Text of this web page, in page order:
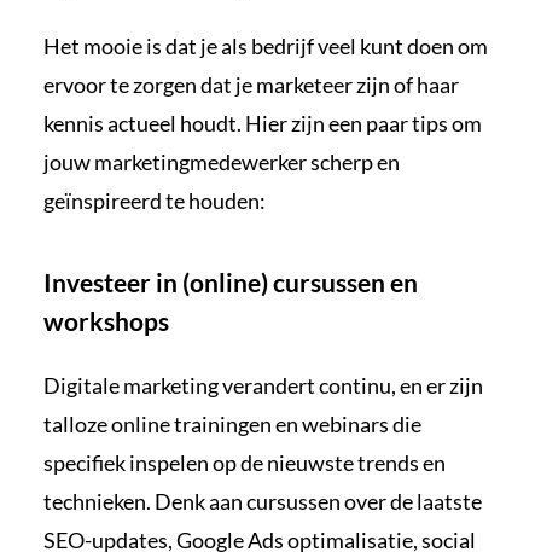
Het mooie is dat je als bedrijf veel kunt doen om
ervoor te zorgen dat je marketeer zijn of haar
kennis actueel houdt. Hier zijn een paar tips om
jouw marketingmedewerker scherp en
geïnspireerd te houden:
Investeer in (online) cursussen en
workshops
Digitale marketing verandert continu, en er zijn
talloze online trainingen en webinars die
specifiek inspelen op de nieuwste trends en
technieken. Denk aan cursussen over de laatste
SEO-updates, Google Ads optimalisatie, social